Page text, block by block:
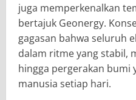
juga memperkenalkan
bertajuk Geonergy.
gagasan bahwa seluruh
dalam ritme yang stabil,
hingga pergerakan bumi
manusia setiap hari.